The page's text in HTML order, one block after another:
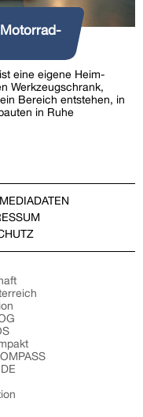
eine eigene Heim-
Werkzeugschrank,
Bereich entstehen, in
in Ruhe
MEDIADATEN